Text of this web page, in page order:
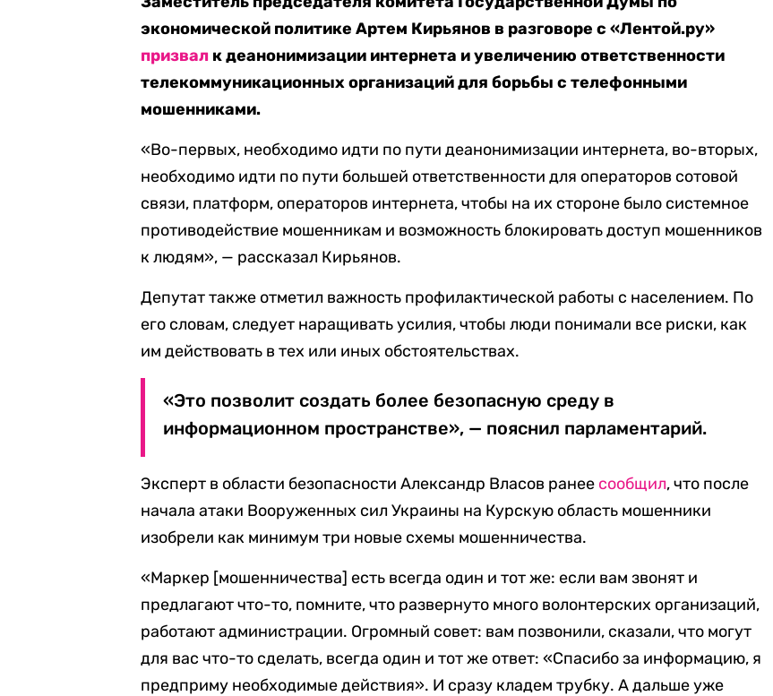
экономической политике Артем Кирьянов в разговоре с «Лентой.ру»
призвал к деанонимизации интернета и увеличению ответственности
телекоммуникационных организаций для борьбы с телефонными
мошенниками.
«Во-первых, необходимо идти по пути деанонимизации интернета, во-вторых,
необходимо идти по пути большей ответственности для операторов сотовой
связи, платформ, операторов интернета, чтобы на их стороне было системное
противодействие мошенникам и возможность блокировать доступ мошенников
к людям», — рассказал Кирьянов.
Депутат также отметил важность профилактической работы с населением. По
его словам, следует наращивать усилия, чтобы люди понимали все риски, как
им действовать в тех или иных обстоятельствах.
«Это позволит создать более безопасную среду в
информационном пространстве», — пояснил парламентарий.
Эксперт в области безопасности Александр Власов ранее сообщил, что после
начала атаки Вооруженных сил Украины на Курскую область мошенники
изобрели как минимум три новые схемы мошенничества.
«Маркер [мошенничества] есть всегда один и тот же: если вам звонят и
предлагают что-то, помните, что развернуто много волонтерских организаций,
работают администрации. Огромный совет: вам позвонили, сказали, что могут
для вас что-то сделать, всегда один и тот же ответ: «Спасибо за информацию, я
предприму необходимые действия». И сразу кладем трубку. А дальше уже